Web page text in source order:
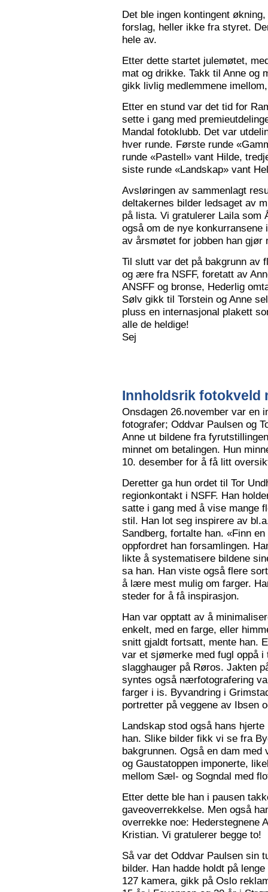
Det ble ingen kontingent
forslag, heller ikke fra styret.
hele av.
Etter dette startet julemøtet,
mat og drikke. Takk til Anne og
gikk livlig medlemmene
Etter en stund var det tid for
sette i gang med
Mandal fotoklubb. Det var
hver runde. Første runde
runde «Pastell» vant Hilde,
siste runde «Landskap» vant
Avsløringen av sammenlagt
deltakernes bilder ledsaget av
på lista. Vi gratulerer Laila som
også om de nye
av årsmøtet for jobben han gjør
Til slutt var det på bakgrunn av
og ære fra NSFF, foretatt av
ANSFF og bronse, Hederlig
Sølv gikk til Torstein og Anne
pluss en internasjonal plakett
alle de heldige!
Sej
Innholdsrik fotokveld
Onsdagen 26.november var en
fotografer; Oddvar Paulsen og
Anne ut bildene fra
minnet om betalingen. Hun
10. desember for å få litt
Deretter ga hun ordet til Tor
regionkontakt i NSFF. Han
satte i gang med å vise mange
stil. Han lot seg inspirere av
Sandberg, fortalte han. «Finn
oppfordret han forsamlingen.
likte å systematisere bildene
sa han. Han viste også flere
å lære mest mulig om farger.
steder for å få inspirasjon.
Han var opptatt av å
enkelt, med en farge, eller
snitt gjaldt fortsatt, mente han.
var et sjømerke med fugl oppå
slagghauger på Røros. Jakten
syntes også nærfotografering
farger i is. Byvandring i
portretter på veggene av Ibsen
Landskap stod også hans
han. Slike bilder fikk vi se fra
bakgrunnen. Også en dam
og Gaustatoppen imponerte,
mellom Sæl- og Sogndal med
Etter dette ble han i pausen
gaveoverrekkelse. Men også
overrekke noe: Hederstegnene
Kristian. Vi gratulerer begge to!
Så var det Oddvar Paulsen sin
bilder. Han hadde holdt på
127 kamera, gikk på Oslo